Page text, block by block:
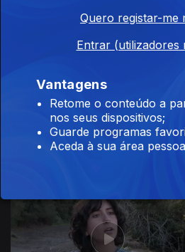
Quero registar-me
Entrar (utilizadores
Vantagens
Retome o conteúdo a
nos seus dispositivos;
Guarde programas
Aceda à sua área